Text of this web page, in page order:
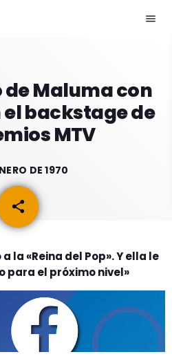
menu
de Maluma con
backstage de
MTV
DE 1970
share
email
la «Reina del Pop». Y ella le
para el próximo nivel»